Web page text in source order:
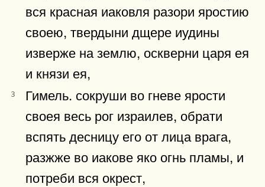
вся красная иаковля разори яростию
своею, твердыни дщере иудины
изверже на землю, оскверни царя ея
и князи ея,
3
Гимель. сокруши во гневе ярости
своея весь рог израилев, обрати
вспять десницу его от лица врага,
разжже во иакове яко огнь пламы, и
потреби вся окрест,